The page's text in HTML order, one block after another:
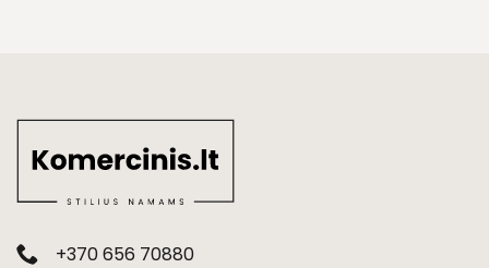
+370 656 70880